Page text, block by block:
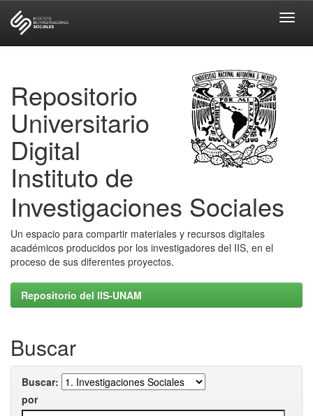
Repositorio
Universitario
Digital
Instituto de
Investigaciones Sociales
Un espacio para compartir materiales y recursos digitales
académicos producidos por los investigadores del IIS, en el
proceso de sus diferentes proyectos.
Repositorio del IIS-UNAM
Buscar
Buscar:
por